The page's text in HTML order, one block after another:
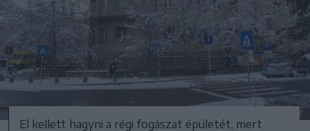
El kellett hagyni a régi fogászat épületét, mert